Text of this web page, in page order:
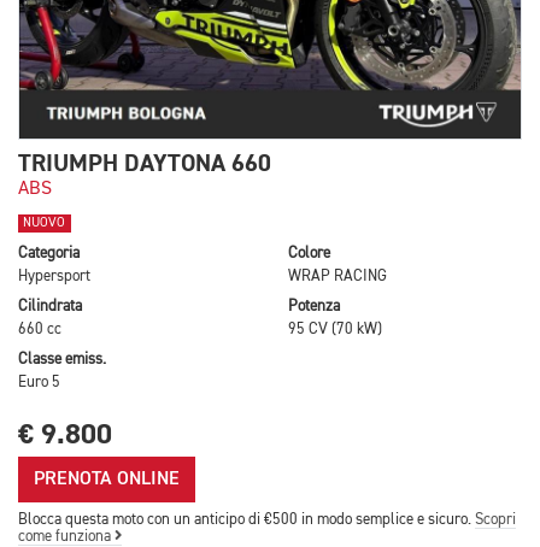
TRIUMPH DAYTONA 660
ABS
NUOVO
Categoria
Hypersport
Colore
WRAP RACING
Cilindrata
660 cc
Potenza
95 CV (70 kW)
Classe emiss.
Euro 5
€ 9.800
PRENOTA ONLINE
Blocca questa moto con un anticipo di €500 in modo semplice e sicuro. Scopri
come funziona